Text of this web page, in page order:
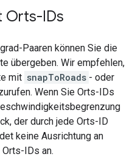
Orts-IDs
Paaren können Sie die
übergeben. Wir empfehlen,
mit snapToRoads - oder
Wenn Sie Orts-IDs
der durch jede Orts-ID
keine Ausrichtung an
IDs an.